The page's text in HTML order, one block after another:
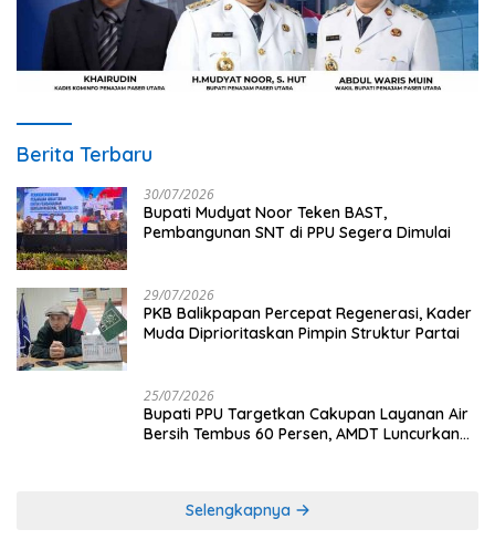
Berita Terbaru
30/07/2026
Bupati Mudyat Noor Teken BAST,
Pembangunan SNT di PPU Segera Dimulai
29/07/2026
PKB Balikpapan Percepat Regenerasi, Kader
Muda Diprioritaskan Pimpin Struktur Partai
25/07/2026
Bupati PPU Targetkan Cakupan Layanan Air
Bersih Tembus 60 Persen, AMDT Luncurkan
Selengkapnya